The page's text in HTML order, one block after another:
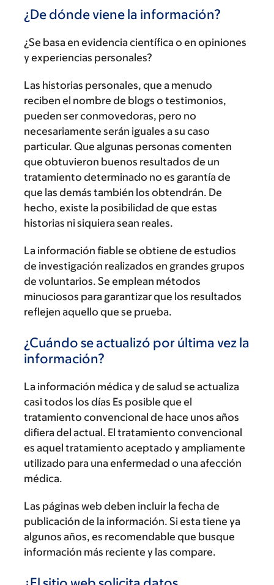
¿De dónde viene la información?
¿Se basa en evidencia científica o en opiniones
y experiencias personales?
Las historias personales, que a menudo
reciben el nombre de blogs o testimonios,
pueden ser conmovedoras, pero no
necesariamente serán iguales a su caso
particular. Que algunas personas comenten
que obtuvieron buenos resultados de un
tratamiento determinado no es garantía de
que las demás también los obtendrán. De
hecho, existe la posibilidad de que estas
historias ni siquiera sean reales.
La información fiable se obtiene de estudios
de investigación realizados en grandes grupos
de voluntarios. Se emplean métodos
minuciosos para garantizar que los resultados
reflejen aquello que se prueba.
¿Cuándo se actualizó por última vez la
información?
La información médica y de salud se actualiza
casi todos los días Es posible que el
tratamiento convencional de hace unos años
difiera del actual. El tratamiento convencional
es aquel tratamiento aceptado y ampliamente
utilizado para una enfermedad o una afección
médica.
Las páginas web deben incluir la fecha de
publicación de la información. Si esta tiene ya
algunos años, es recomendable que busque
información más reciente y las compare.